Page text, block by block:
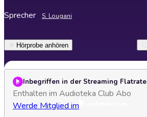
Sprecher S. Lougani
Hörprobe anhören
Inbegriffen in der Streaming Flatrate
Enthalten im Audioteka Club Abo
Werde Mitglied im